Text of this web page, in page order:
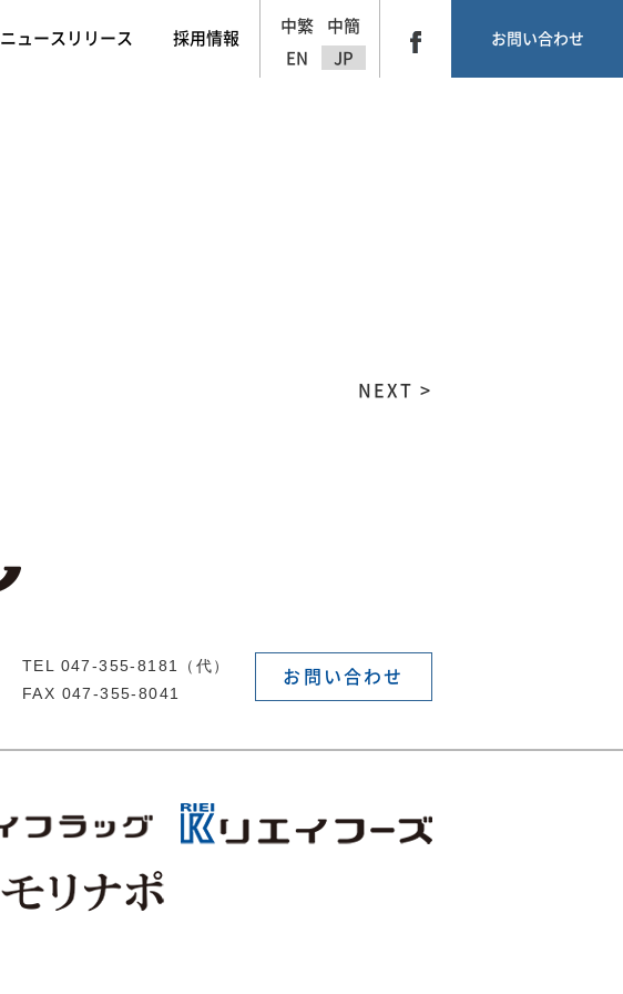
ニュースリリース 採用情報
中繁
中簡
EN
JP
お問い合わせ
NEXT >
TEL 047-355-8181（代）
FAX 047-355-8041
お問い合わせ